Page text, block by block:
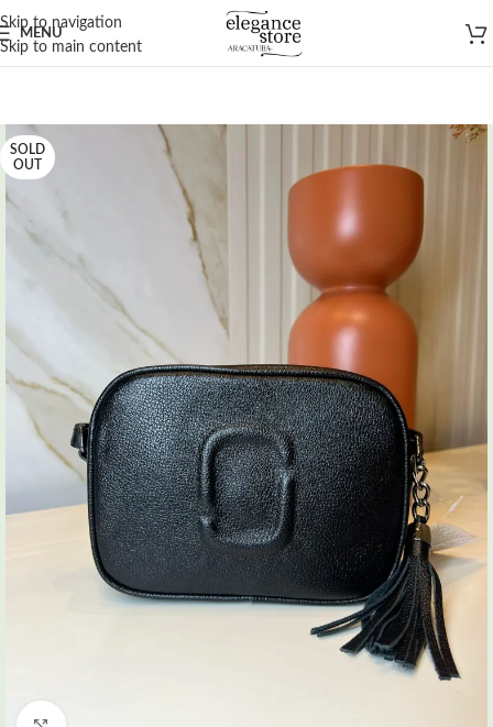
Skip to navigation
Skip to main content
MENU
SOLD
OUT